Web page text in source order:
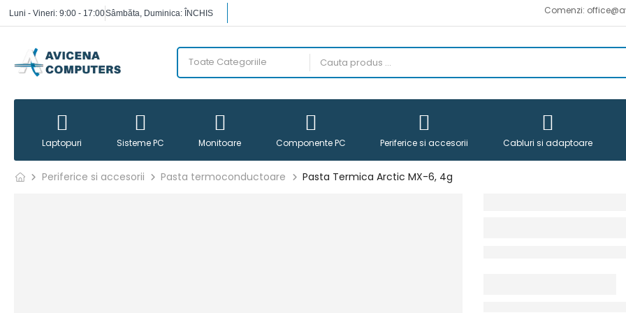
Luni - Vineri: 9:00 - 17:00Sâmbăta, Duminica: ÎNCHIS Comenzi:
Laptopuri Sisteme PC Monitoare Componente PC Periferice si accesorii Cabluri si adaptoare
Periferice si accesorii Pasta termoconductoare Pasta Termica Arctic MX-6, 4g